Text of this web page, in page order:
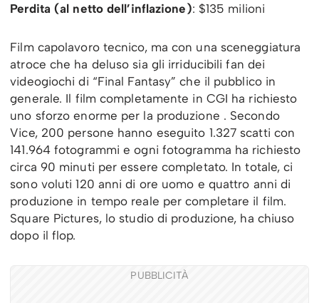
Perdita (al netto dell’inflazione): $135 milioni
Film capolavoro tecnico, ma con una sceneggiatura
atroce che ha deluso sia gli irriducibili fan dei
videogiochi di “Final Fantasy” che il pubblico in
generale. Il film completamente in CGI ha richiesto
uno sforzo enorme per la produzione . Secondo
Vice, 200 persone hanno eseguito 1.327 scatti con
141.964 fotogrammi e ogni fotogramma ha richiesto
circa 90 minuti per essere completato. In totale, ci
sono voluti 120 anni di ore uomo e quattro anni di
produzione in tempo reale per completare il film.
Square Pictures, lo studio di produzione, ha chiuso
dopo il flop.
PUBBLICITÀ